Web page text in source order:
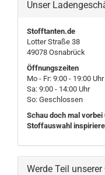
Unser
Stofftanten.de
Lotter Straße 38
49078 Osnabrück
Öffnungszeiten
Mo - Fr: 9:00 - 19:00 Uhr
Sa: 9:00 - 14:00 Uhr
So: Geschlossen
Schau doch mal
Stoffauswahl
Werde Teil